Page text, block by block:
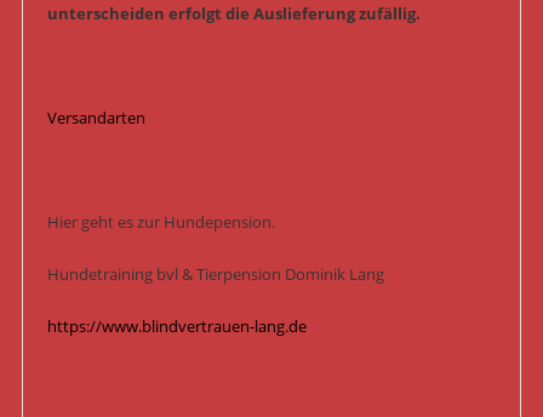
unterscheiden erfolgt die Auslieferung zufällig.
Versandarten
Hier geht es zur Hundepension.
Hundetraining bvl & Tierpension Dominik Lang
https://www.blindvertrauen-lang.de